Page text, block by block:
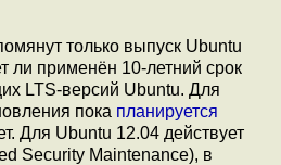
только выпуск Ubuntu
ли применён 10-летний срок
LTS-версий Ubuntu. Для
пока планируется
Для Ubuntu 12.04 действует
Security Maintenance), в